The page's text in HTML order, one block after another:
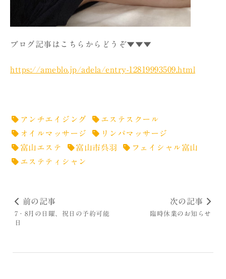
ブログ記事はこちらからどうぞ▼▼▼
https://ameblo.jp/adela/entry-12819993509.html
アンチエイジング
エステスクール
オイルマッサージ
リンパマッサージ
富山エステ
富山市呉羽
フェイシャル富山
エステティシャン
前の記事
7・8月の日曜、祝日の予約可能
日
次の記事
臨時休業のお知らせ